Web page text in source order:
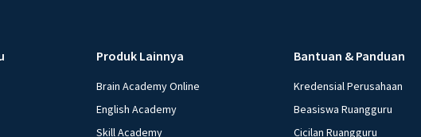
Produk Lainnya
Brain Academy Online
English Academy
Skill Academy
Bantuan & Panduan
Kredensial Perusahaan
Beasiswa Ruangguru
Cicilan Ruangguru